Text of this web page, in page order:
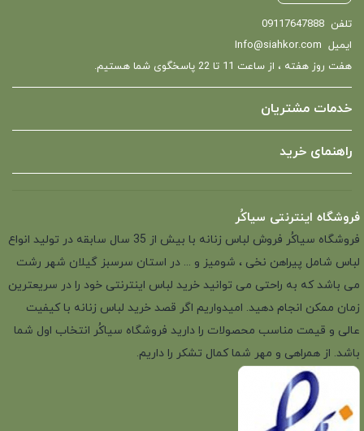
تلفن 09117647888
ایمیل Info@siahkor.com
هفت روز هفته ، از ساعت 11 تا 22 پاسخگوی شما هستیم.
خدمات مشتریان
راهنمای خرید
فروشگاه اینترنتی سیاکُر
فروشگاه سیاکُر فروش لباس زنانه با بیش از 35 سال سابقه در تولید انواع
لباس شامل پیراهن نخی ، شومیز و ... در استان سرسبز گیلان شهر رشت
می باشد که به راحتی می توانید خرید لباس اینترنتی خود را در سریعترین
زمان ممکن انجام دهید. امیدواریم اگر قصد خرید لباس زنانه با کیفیت
عالی و قیمت مناسب محصولات را دارید فروشگاه سیاکُر انتخاب اول شما
باشد. از همراهی و مهر شما کمال تشکر را داریم.